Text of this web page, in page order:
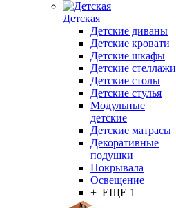
Детская
Детские диваны
Детские кровати
Детские шкафы
Детские стеллажи
Детские столы
Детские стулья
Модульные
детские
Детские матрасы
Декоративные
подушки
Покрывала
Освещение
+ ЕЩЕ 1